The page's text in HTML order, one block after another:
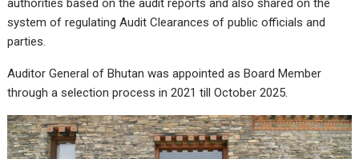
authorities based on the audit reports and also shared on the
system of regulating Audit Clearances of public officials and
parties.
Auditor General of Bhutan was appointed as Board Member
through a selection process in 2021 till October 2025.